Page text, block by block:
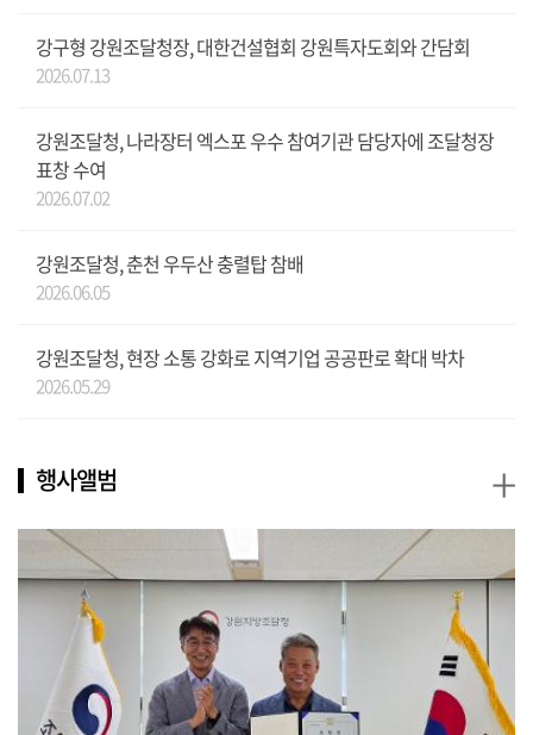
강구형 강원조달청장, 대한건설협회 강원특자도회와 간담회
2026.07.13
강원조달청, 나라장터 엑스포 우수 참여기관 담당자에 조달청장
표창 수여
2026.07.02
강원조달청, 춘천 우두산 충렬탑 참배
2026.06.05
강원조달청, 현장 소통 강화로 지역기업 공공판로 확대 박차
2026.05.29
행사앨범 +